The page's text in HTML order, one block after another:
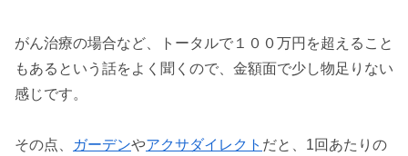
がん治療の場合など、トータルで１００万円を超えること
もあるという話をよく聞くので、金額面で少し物足りない
感じです。
その点、 ガーデンやアクサダイレクト だと、1回あたりの